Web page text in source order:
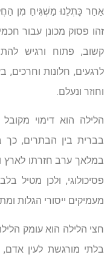
אַחַר כָּתְלֵנוּ מַשְׁגִּיחַ מִן
זהו פסוק מכונן עבור
קשוב, פתוח ורגיש
לרגעים, חלונות
וחוזר ונעלם.
הלילה הוא דימוי
בברית בין הבתרים, כך
במלאך ערב חזרתו לארץ
פסיכולוגי, ולכן מטיל
מעמיקים ייסורי הגלות
חצי הלילה הוא עומק
בלתי מורגשת לעין